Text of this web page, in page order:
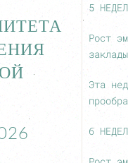
5
Рост
Эта
6